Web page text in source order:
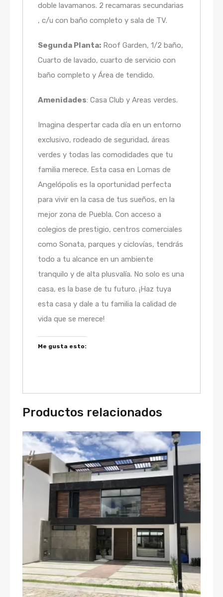
doble lavamanos. 2 recamaras secundarias
, c/u con baño completo y sala de TV.
Segunda Planta: Roof Garden, 1/2 baño,
Cuarto de lavado, cuarto de servicio con
baño completo y Área de tendido.
Amenidades: Casa Club y Areas verdes.
Imagina despertar cada día en un entorno
exclusivo, rodeado de seguridad, áreas
verdes y todas las comodidades que tu
familia merece. Esta casa en Lomas de
Angelópolis es la oportunidad perfecta
para vivir en la casa de tus sueños, en la
mejor zona de Puebla. Con acceso a
colegios de prestigio, centros comerciales
como Sonata, parques y ciclovías, tendrás
todo a tu alcance en un ambiente
tranquilo y de alta plusvalía. No solo es una
casa, es la base de tu futuro. ¡Haz tuya
esta casa y dale a tu familia la calidad de
vida que se merece!
Me gusta esto:
Productos relacionados